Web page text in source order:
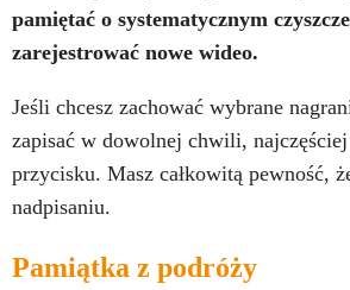
pamiętać o systematycznym
zarejestrować nowe wideo.
Jeśli chcesz zachować wybrane
zapisać w dowolnej chwili,
przycisku. Masz całkowitą pewność,
nadpisaniu.
Pamiątka z podróży